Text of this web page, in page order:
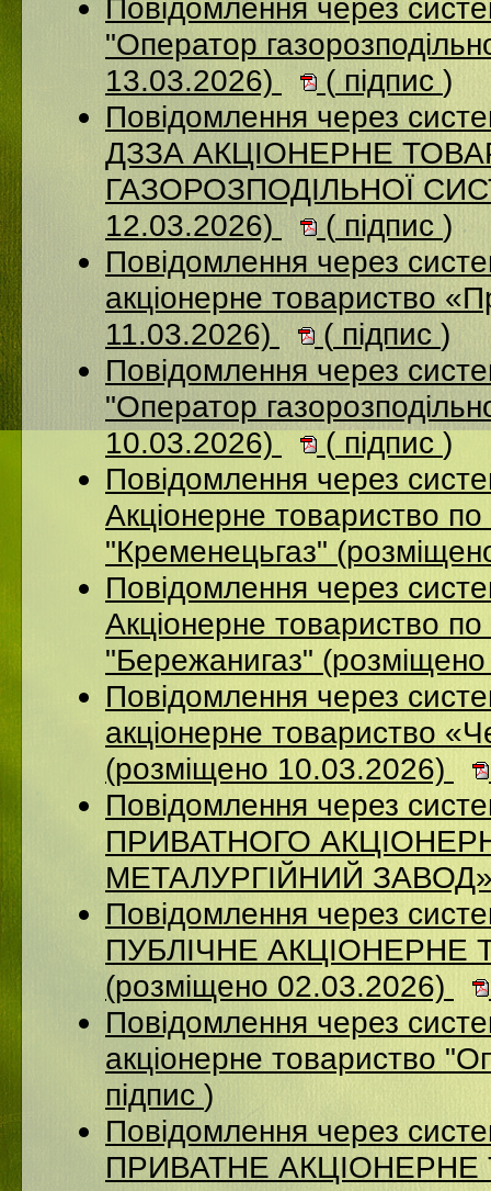
Повідомлення через
"Оператор
13.03.2026)
( підпис )
Повідомлення через
ДЗЗА АКЦІОНЕРНЕ
ГАЗОРОЗПОДІЛЬНОЇ
12.03.2026)
( підпис )
Повідомлення через
акціонерне товариство
11.03.2026)
(підпис)
Повідомлення через
"Оператор
10.03.2026)
(підпис)
Повідомлення через
Акціонерне товариство по
"Кременецьгаз"
Повідомлення через
Акціонерне товариство по
"Бережанигаз"
Повідомлення через
акціонерне товариство
(розміщено 10.03.2026)
Повідомлення через
ПРИВАТНОГО
МЕТАЛУРГІЙНИЙ ЗАВОД»
Повідомлення через
ПУБЛІЧНЕ
(розміщено 02.03.2026)
Повідомлення через
акціонерне товариство
підпис )
Повідомлення через
ПРИВАТНЕ